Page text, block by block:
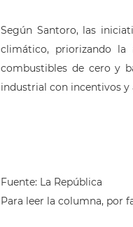
Según Santoro, las
climático, priorizando la
combustibles de cero y
industrial con incentivos y
Fuente: La República
Para leer la columna, por